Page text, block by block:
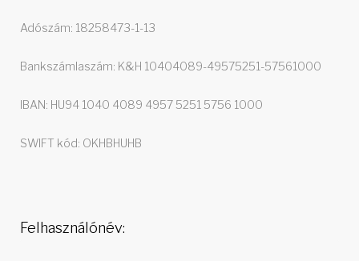
Adószám: 18258473-1-13
Bankszámlaszám: K&H 10404089-49575251-57561000
IBAN: HU94 1040 4089 4957 5251 5756 1000
SWIFT kód: OKHBHUHB
Felhasználónév: